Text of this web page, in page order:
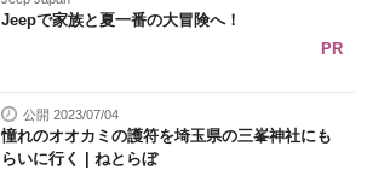
Jeepで家族と夏一番の大冒険へ！
PR
公開 2023/07/04
憧れのオオカミの護符を埼玉県の三峯神社にも
らいに行く | ねとらぼ